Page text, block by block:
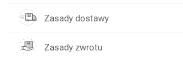
Zasady dostawy
Zasady zwrotu